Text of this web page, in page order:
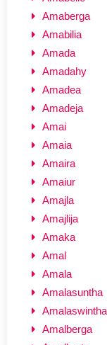
Amaberga
Amabilia
Amada
Amadahy
Amadea
Amadeja
Amai
Amaia
Amaira
Amaiur
Amajla
Amajlija
Amaka
Amal
Amala
Amalasuntha
Amalaswintha
Amalberga